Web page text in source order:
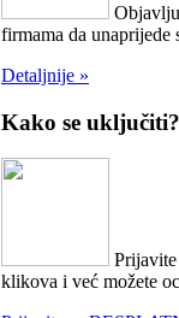
firmama da unaprijede
Detaljnije »
Kako se uključiti?
Prijavite
klikova i već možete